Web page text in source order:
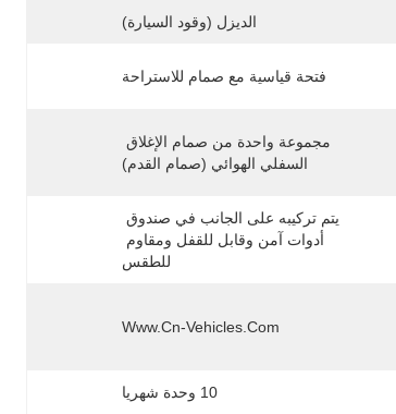
الديزل (وقود السيارة)
فتحة قياسية مع صمام للاستراحة
السفلي الهوائي (صمام القدم)
للطقس
Www.cn-Vehicles.com
10 وحدة شهريا